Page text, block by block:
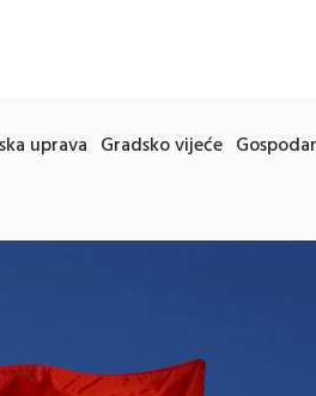
uprava Gradsko vijeće